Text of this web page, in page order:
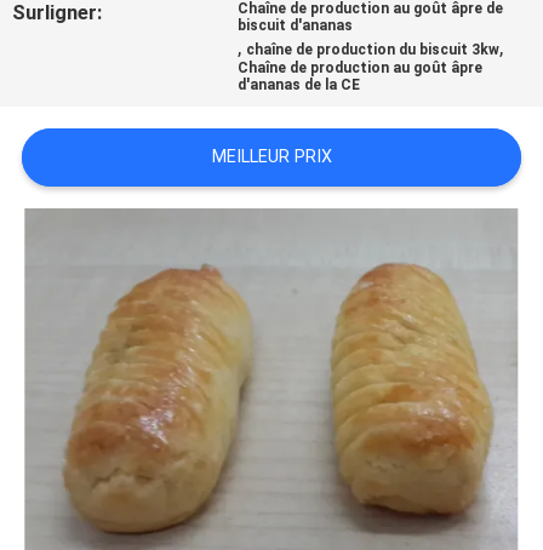
CONTRÔLE
QUALITÉ
NOUS
NOUVELLES
DEMANDEZ
UN DEVIS
PLAN
Surligner:
Chaîne de production au goût âpre de
biscuit d'ananas
, chaîne de production du biscuit 3kw,
Chaîne de production au goût âpre
d'ananas de la CE
MEILLEUR PRIX